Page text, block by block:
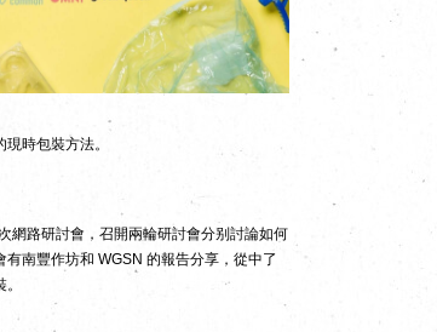
時包裝方法。
網路研討會，召開兩輪研討會分别討論如何
有南豐作坊和 WGSN 的報告分享，從中了